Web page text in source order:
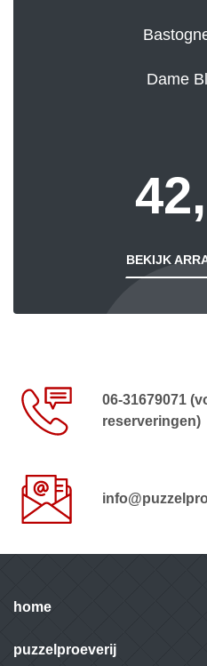
Dame
BEKIJK
06-31679071
reserveringen)
home
puzzelproeverij